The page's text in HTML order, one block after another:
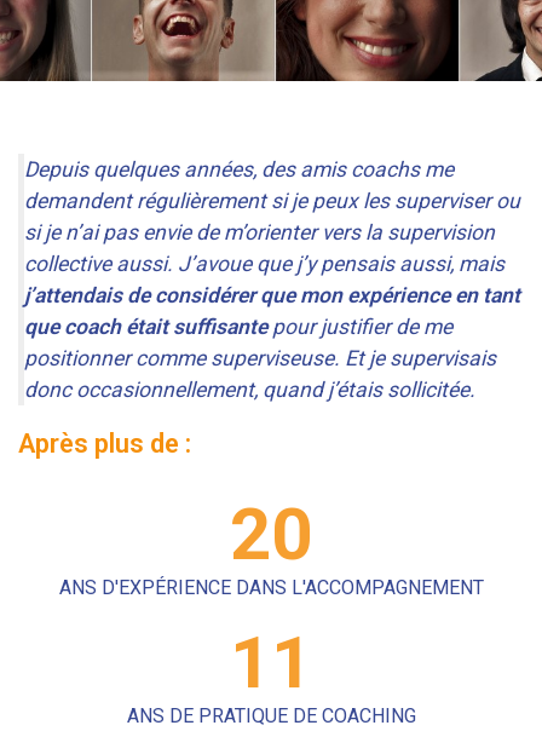
Depuis quelques années, des amis coachs me
demandent régulièrement si je peux les superviser ou
si je n’ai pas envie de m’orienter vers la supervision
collective aussi. J’avoue que j’y pensais aussi, mais
j’attendais de considérer que mon expérience en tant
que coach était suffisantepour justifier de me
positionner comme superviseuse. Et je supervisais
donc occasionnellement, quand j’étais sollicitée.
Après plus de :
20
ANS D'EXPÉRIENCE DANS L'ACCOMPAGNEMENT
12
ANS DE PRATIQUE DE COACHING